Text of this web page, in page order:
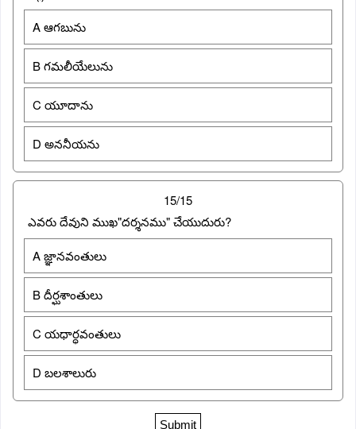
A ఆగబును
B గమలీయేలును
C యూదాను
D అననీయను
15/15
ఎవరు దేవుని ముఖ"దర్శనము" చేయుదురు?
A జ్ఞానవంతులు
B దీర్ఘశాంతులు
C యధార్ధవంతులు
D బలశాలురు